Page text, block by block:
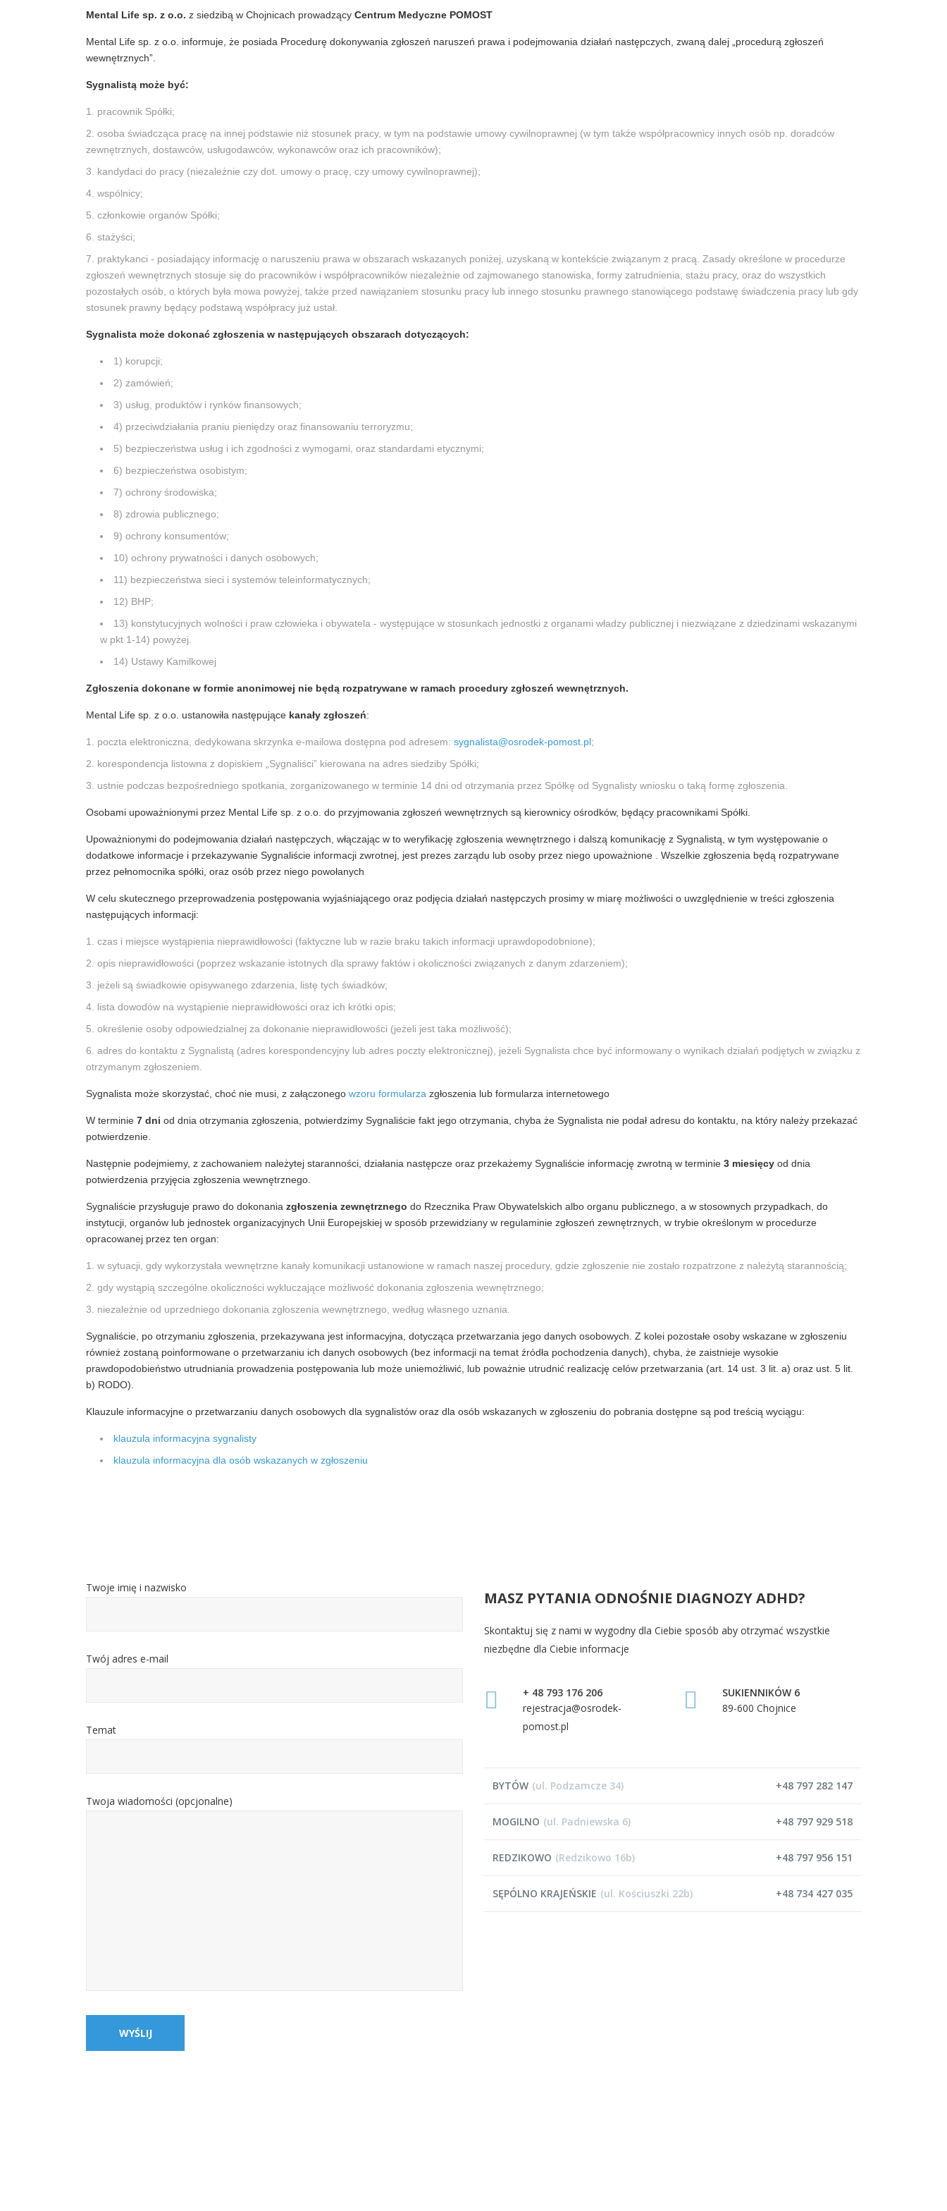
Mental Life sp. z o.o. z siedzibą w Chojnicach prowadzący Centrum Medyczne POMOST
Mental Life sp. z o.o. informuje, że posiada Procedurę dokonywania zgłoszeń naruszeń prawa i podejmowania działań następczych, zwaną dalej „procedurą zgłoszeń
wewnętrznych”.
Sygnalistą może być:
pracownik Spółki;
osoba świadcząca pracę na innej podstawie niż stosunek pracy, w tym na podstawie umowy cywilnoprawnej (w tym także współpracownicy innych osób np. doradców
zewnętrznych, dostawców, usługodawców, wykonawców oraz ich pracowników);
kandydaci do pracy (niezależnie czy dot. umowy o pracę, czy umowy cywilnoprawnej);
wspólnicy;
członkowie organów Spółki;
stażyści;
praktykanci - posiadający informację o naruszeniu prawa w obszarach wskazanych poniżej, uzyskaną w kontekście związanym z pracą. Zasady określone w procedurze
zgłoszeń wewnętrznych stosuje się do pracowników i współpracowników niezależnie od zajmowanego stanowiska, formy zatrudnienia, stażu pracy, oraz do wszystkich
pozostałych osób, o których była mowa powyżej, także przed nawiązaniem stosunku pracy lub innego stosunku prawnego stanowiącego podstawę świadczenia pracy lub gdy
stosunek prawny będący podstawą współpracy już ustał.
Sygnalista może dokonać zgłoszenia w następujących obszarach dotyczących:
1) korupcji;
2) zamówień;
3) usług, produktów i rynków finansowych;
4) przeciwdziałania praniu pieniędzy oraz finansowaniu terroryzmu;
5) bezpieczeństwa usług i ich zgodności z wymogami, oraz standardami etycznymi;
6) bezpieczeństwa osobistym;
7) ochrony środowiska;
8) zdrowia publicznego;
9) ochrony konsumentów;
10) ochrony prywatności i danych osobowych;
11) bezpieczeństwa sieci i systemów teleinformatycznych;
12) BHP;
13) konstytucyjnych wolności i praw człowieka i obywatela - występujące w stosunkach jednostki z organami władzy publicznej i niezwiązane z dziedzinami wskazanymi
w pkt 1-14) powyżej.
14) Ustawy Kamilkowej
Zgłoszenia dokonane w formie anonimowej nie będą rozpatrywane w ramach procedury zgłoszeń wewnętrznych.
Mental Life sp. z o.o. ustanowiła następujące kanały zgłoszeń:
poczta elektroniczna, dedykowana skrzynka e-mailowa dostępna pod adresem: sygnalista@osrodek-pomost.pl;
korespondencja listowna z dopiskiem „Sygnaliści” kierowana na adres siedziby Spółki;
ustnie podczas bezpośredniego spotkania, zorganizowanego w terminie 14 dni od otrzymania przez Spółkę od Sygnalisty wniosku o taką formę zgłoszenia.
Osobami upoważnionymi przez Mental Life sp. z o.o. do przyjmowania zgłoszeń wewnętrznych są kierownicy ośrodków, będący pracownikami Spółki.
Upoważnionymi do podejmowania działań następczych, włączając w to weryfikację zgłoszenia wewnętrznego i dalszą komunikację z Sygnalistą, w tym występowanie o
dodatkowe informacje i przekazywanie Sygnaliście informacji zwrotnej, jest prezes zarządu lub osoby przez niego upoważnione . Wszelkie zgłoszenia będą rozpatrywane
przez pełnomocnika spółki, oraz osób przez niego powołanych
W celu skutecznego przeprowadzenia postępowania wyjaśniającego oraz podjęcia działań następczych prosimy w miarę możliwości o uwzględnienie w treści zgłoszenia
następujących informacji:
czas i miejsce wystąpienia nieprawidłowości (faktyczne lub w razie braku takich informacji uprawdopodobnione);
opis nieprawidłowości (poprzez wskazanie istotnych dla sprawy faktów i okoliczności związanych z danym zdarzeniem);
jeżeli są świadkowie opisywanego zdarzenia, listę tych świadków;
lista dowodów na wystąpienie nieprawidłowości oraz ich krótki opis;
określenie osoby odpowiedzialnej za dokonanie nieprawidłowości (jeżeli jest taka możliwość);
adres do kontaktu z Sygnalistą (adres korespondencyjny lub adres poczty elektronicznej), jeżeli Sygnalista chce być informowany o wynikach działań podjętych w związku z
otrzymanym zgłoszeniem.
Sygnalista może skorzystać, choć nie musi, z załączonego wzoru formularza zgłoszenia lub formularza internetowego
W terminie 7 dni od dnia otrzymania zgłoszenia, potwierdzimy Sygnaliście fakt jego otrzymania, chyba że Sygnalista nie podał adresu do kontaktu, na który należy przekazać
potwierdzenie.
Następnie podejmiemy, z zachowaniem należytej staranności, działania następcze oraz przekażemy Sygnaliście informację zwrotną w terminie 3 miesięcy od dnia
potwierdzenia przyjęcia zgłoszenia wewnętrznego.
Sygnaliście przysługuje prawo do dokonania zgłoszenia zewnętrznego do Rzecznika Praw Obywatelskich albo organu publicznego, a w stosownych przypadkach, do
instytucji, organów lub jednostek organizacyjnych Unii Europejskiej w sposób przewidziany w regulaminie zgłoszeń zewnętrznych, w trybie określonym w procedurze
opracowanej przez ten organ:
w sytuacji, gdy wykorzystała wewnętrzne kanały komunikacji ustanowione w ramach naszej procedury, gdzie zgłoszenie nie zostało rozpatrzone z należytą starannością;
gdy wystąpią szczególne okoliczności wykluczające możliwość dokonania zgłoszenia wewnętrznego;
niezależnie od uprzedniego dokonania zgłoszenia wewnętrznego, według własnego uznania.
Sygnaliście, po otrzymaniu zgłoszenia, przekazywana jest informacyjna, dotycząca przetwarzania jego danych osobowych. Z kolei pozostałe osoby wskazane w zgłoszeniu
również zostaną poinformowane o przetwarzaniu ich danych osobowych (bez informacji na temat źródła pochodzenia danych), chyba, że zaistnieje wysokie
prawdopodobieństwo utrudniania prowadzenia postępowania lub może uniemożliwić, lub poważnie utrudnić realizację celów przetwarzania (art. 14 ust. 3 lit. a) oraz ust. 5 lit.
b) RODO).
Klauzule informacyjne o przetwarzaniu danych osobowych dla sygnalistów oraz dla osób wskazanych w zgłoszeniu do pobrania dostępne są pod treścią wyciągu:
klauzula informacyjna sygnalisty
klauzula informacyjna dla osób wskazanych w zgłoszeniu
Twoje imię i nazwisko
Twój adres e-mail
Temat
Twoja wiadomości (opcjonalne)
MASZ PYTANIA ODNOŚNIE DIAGNOZY ADHD?
Skontaktuj się z nami w wygodny dla Ciebie sposób aby otrzymać wszystkie
niezbędne dla Ciebie informacje
+ 48 793 176 206
rejestracja@osrodek-
pomost.pl
SUKIENNIKÓW 6
89-600 Chojnice
BYTÓW (ul. Podzamcze 34) +48 797 282 147
MOGILNO (ul. Padniewska 6) +48 797 929 518
REDZIKOWO (Redzikowo 16b) +48 797 956 151
SĘPÓLNO KRAJEŃSKIE (ul. Kościuszki 22b) +48 734 427 035